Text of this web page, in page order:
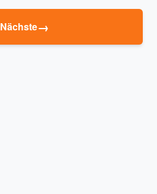
Nächste→